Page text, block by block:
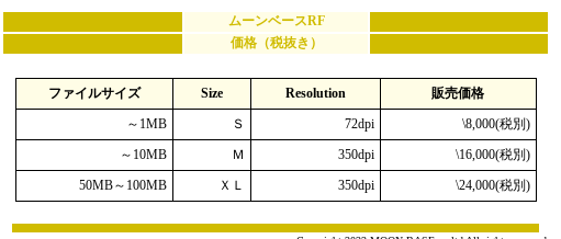
ムーンベースRF
価格（税抜き）
ファイルサイズ Size Resolution
販売価格
～1MB
Ｓ 72dpi
\8,000(税別)
～10MB
Ｍ 350dpi
\16,000(税別)
50MB～100MB
ＸＬ 350dpi \24,000(税別)